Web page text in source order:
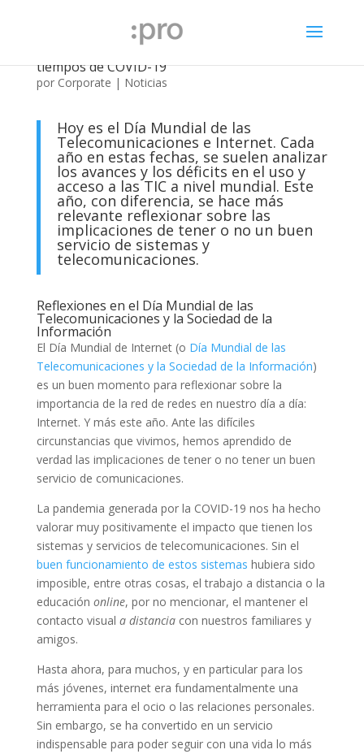
tiempos de COVID-19
por Corporate | Noticias
Hoy es el Día Mundial de las
Telecomunicaciones e Internet. Cada
año en estas fechas, se suelen analizar
los avances y los déficits en el uso y
acceso a las TIC a nivel mundial. Este
año, con diferencia, se hace más
relevante reflexionar sobre las
implicaciones de tener o no un buen
servicio de sistemas y
telecomunicaciones.
Reflexiones en el Día Mundial de las
Telecomunicaciones y la Sociedad de la
Información
El Día Mundial de Internet (o Día Mundial de las
Telecomunicaciones y la Sociedad de la Información)
es un buen momento para reflexionar sobre la
importancia de la red de redes en nuestro día a día:
Internet. Y más este año. Ante las difíciles
circunstancias que vivimos, hemos aprendido de
verdad las implicaciones de tener o no tener un buen
servicio de comunicaciones.
La pandemia generada por la COVID-19 nos ha hecho
valorar muy positivamente el impacto que tienen los
sistemas y servicios de telecomunicaciones. Sin el
buen funcionamiento de estos sistemas hubiera sido
imposible, entre otras cosas, el trabajo a distancia o la
educación online, por no mencionar, el mantener el
contacto visual a distanciacon nuestros familiares y
amigos.
Hasta ahora, para muchos, y en particular para los
más jóvenes, internet era fundamentalmente una
herramienta para el ocio o las relaciones personales.
Sin embargo, se ha convertido en un servicio
indispensable para poder seguir con una vida lo más